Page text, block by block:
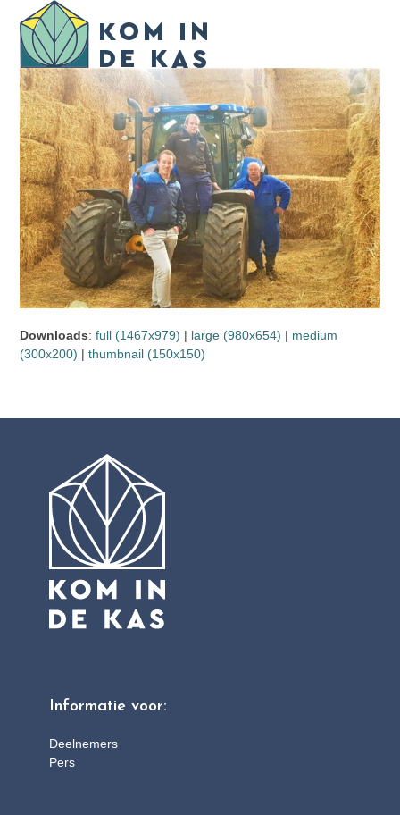
content
Open
mobile
menu
Close
mobile
menu
Downloads:full (1467x979) | large (980x654) | medium
(300x200) |thumbnail (150x150)
Informatie voor:
Deelnemers
Pers